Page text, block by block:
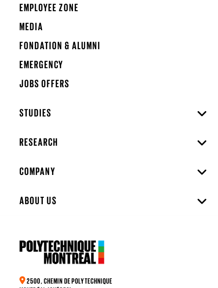
EMPLOYEE ZONE
MEDIA
FONDATION & ALUMNI
EMERGENCY
JOBS OFFERS
STUDIES
RESEARCH
COMPANY
ABOUT US
2500, CHEMIN DE POLYTECHNIQUE